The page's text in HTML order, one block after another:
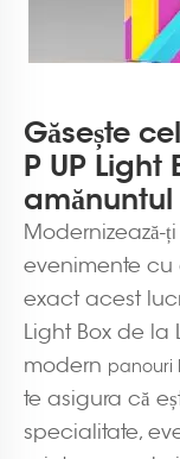
Găsește
P UP
amănuntul
Modernizează-
evenimente cu
exact acest
Light Box de la
modern panouri
te asigura că
specialitate,